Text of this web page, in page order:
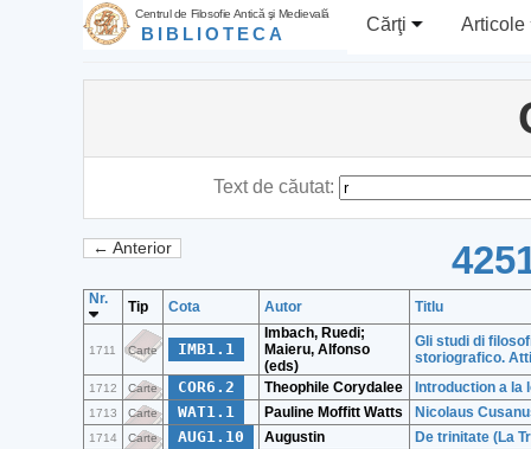
Centrul de Filosofie Antică şi Medievală
BIBLIOTECA Cărţi Articole
Text de căutat:
← Anterior
Nr. Tip Cota Autor Titlu
1711 Carte IMB1.1
Imbach, Ruedi;
Maieru, Alfonso
(eds)
Gli studi di
storiografico.
1712 Carte COR6.2 Theophile Corydalee Introduction a la
1713 Carte WAT1.1 Pauline Moffitt Watts Nicolaus
1714 Carte AUG1.10 Augustin De trinitate (La